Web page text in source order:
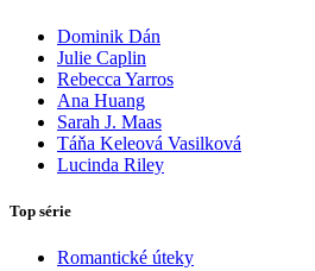
Dominik Dán
Julie Caplin
Rebecca Yarros
Ana Huang
Sarah J. Maas
Táňa Keleová Vasilková
Lucinda Riley
Top série
Romantické úteky